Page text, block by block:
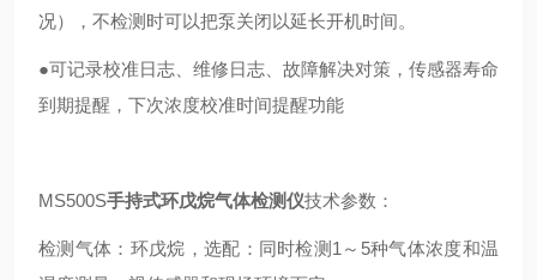
况），不检测时可以把泵关闭以延长开机时间。
●可记录校准日志、维修日志、故障解决对策，传感器寿命
到期提醒，下次浓度校准时间提醒功能
MS500S手持式环戊烷气体检测仪技术参数：
检测气体：环戊烷，选配：同时检测1～5种气体浓度和温